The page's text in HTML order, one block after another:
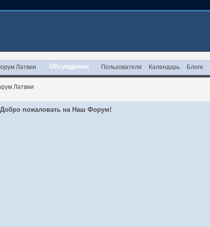
Латвии Обсуждения Пользователи Календарь Блоги
Латвии
Добро пожаловать на Наш Форум!